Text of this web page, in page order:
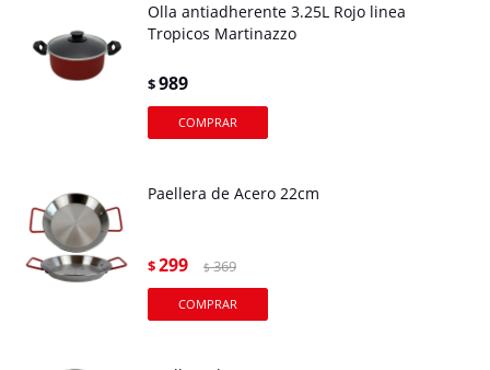
Olla antiadherente 3.25L Rojo linea
Tropicos Martinazzo
$989
Paellera de Acero 22cm
$299 $ 369